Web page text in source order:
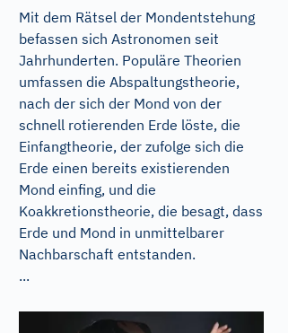
Mit dem Rätsel der Mondentstehung
befassen sich Astronomen seit
Jahrhunderten. Populäre Theorien
umfassen die Abspaltungstheorie,
nach der sich der Mond von der
schnell rotierenden Erde löste, die
Einfangtheorie, der zufolge sich die
Erde einen bereits existierenden
Mond einfing, und die
Koakkretionstheorie, die besagt, dass
Erde und Mond in unmittelbarer
Nachbarschaft entstanden.
...